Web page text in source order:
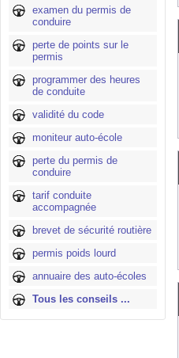
examen du permis de
conduire
perte de points sur le
permis
programmer des heures
de conduite
validité du code
moniteur auto-école
perte du permis de
conduire
tarif conduite
accompagnée
brevet de sécurité routière
permis poids lourd
annuaire des auto-écoles
Tous les conseils ...